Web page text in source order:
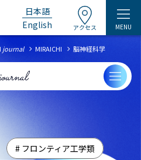
日本語
English
アクセス MENU
journal chevron_right MIRAICHI chevron_right 脳神経科学
# フロンティア工学類